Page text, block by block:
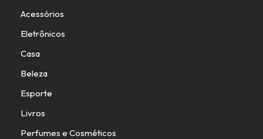
Acessórios
Eletrônicos
Casa
Beleza
Esporte
Livros
Perfumes e Cosméticos